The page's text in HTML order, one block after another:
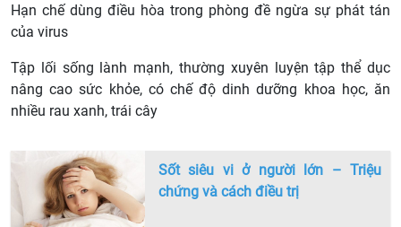
Hạn chế dùng điều hòa trong phòng đề ngừa sự phát tán
của virus
Tập lối sống lành mạnh, thường xuyên luyện tập thể dục
nâng cao sức khỏe, có chế độ dinh dưỡng khoa học, ăn
nhiều rau xanh, trái cây
Sốt siêu vi ở người lớn – Triệu
chứng và cách điều trị